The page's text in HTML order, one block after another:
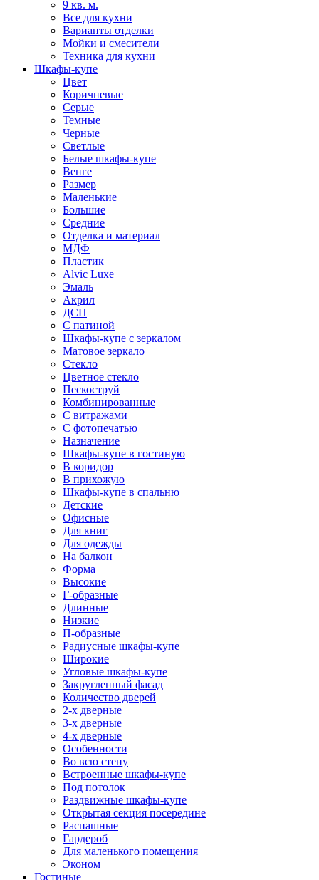
9 кв. м.
Все для кухни
Варианты отделки
Мойки и смесители
Техника для кухни
Шкафы-купе
Цвет
Коричневые
Серые
Темные
Черные
Светлые
Белые шкафы-купе
Венге
Размер
Маленькие
Большие
Средние
Отделка и материал
МДФ
Пластик
Alvic Luxe
Эмаль
Акрил
ДСП
С патиной
Шкафы-купе с зеркалом
Матовое зеркало
Стекло
Цветное стекло
Пескоструй
Комбинированные
С витражами
С фотопечатью
Назначение
Шкафы-купе в гостиную
В коридор
В прихожую
Шкафы-купе в спальню
Детские
Офисные
Для книг
Для одежды
На балкон
Форма
Высокие
Г-образные
Длинные
Низкие
П-образные
Радиусные шкафы-купе
Широкие
Угловые шкафы-купе
Закругленный фасад
Количество дверей
2-х дверные
3-х дверные
4-х дверные
Особенности
Во всю стену
Встроенные шкафы-купе
Под потолок
Раздвижные шкафы-купе
Открытая секция посередине
Распашные
Гардероб
Для маленького помещения
Эконом
Гостиные